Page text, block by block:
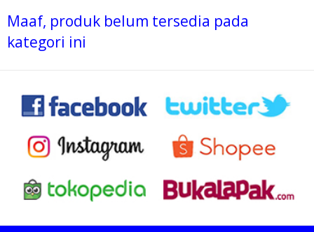
Maaf, produk belum tersedia pada
kategori ini